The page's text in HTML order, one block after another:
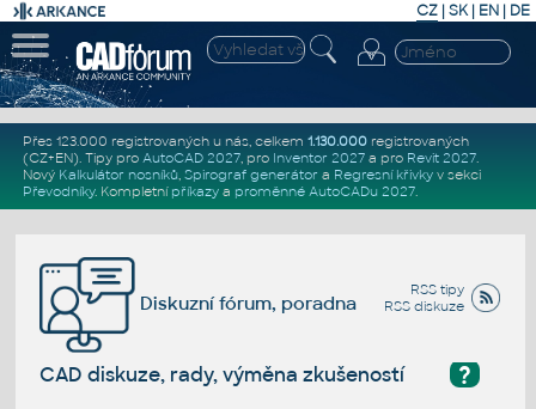
CZ | SK| EN | DE
Přes 123.000 registrovaných u nás, celkem 1.130.000registrovaných
(CZ+EN). Tipy pro AutoCAD 2027, pro Inventor 2027a pro Revit 2027.
Nový Kalkulátor nosníků, Spirograf generátor a Regresní křivkyv sekci
Převodníky. Kompletní příkazya proměnné AutoCADu 2027.
RSS tipy
RSS diskuze
Diskuzní fórum, poradna
?
CAD diskuze, rady, výměna zkušeností